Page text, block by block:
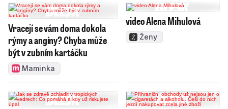
Vracejí se vám doma dokola
rýmy a angíny? Chyba může
být v zubním kartáčku
Maminka
video Alena Mihulová
Ženy